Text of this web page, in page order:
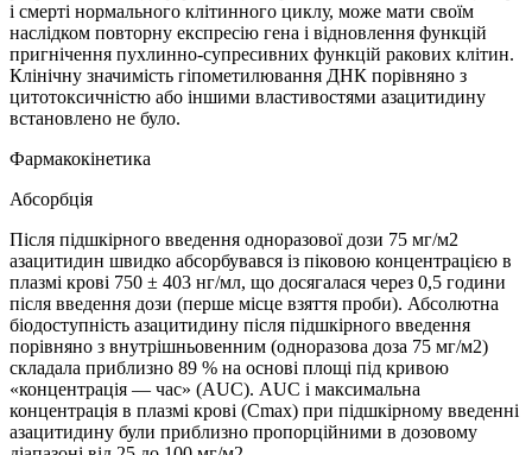
і смерті нормального клітинного циклу, може мати своїм
наслідком повторну експресію гена і відновлення функцій
пригнічення пухлинно-супресивних функцій ракових клітин.
Клінічну значимість гіпометилювання ДНК порівняно з
цитотоксичністю або іншими властивостями азацитидину
встановлено не було.
Фармакокінетика
Абсорбція
Після підшкірного введення одноразової дози 75 мг/м2
азацитидин швидко абсорбувався із піковою концентрацією в
плазмі крові 750 ± 403 нг/мл, що досягалася через 0,5 години
після введення дози (перше місце взяття проби). Абсолютна
біодоступність азацитидину після підшкірного введення
порівняно з внутрішньовенним (одноразова доза 75 мг/м2)
складала приблизно 89 % на основі площі під кривою
«концентрація — час» (АUC). АUC і максимальна
концентрація в плазмі крові (Cmax) при підшкірному введенні
азацитидину були приблизно пропорційними в дозовому